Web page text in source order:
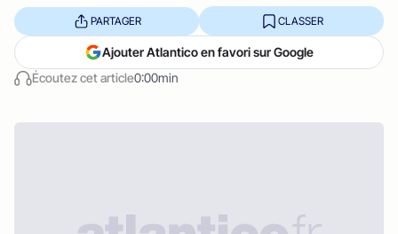
Écoutez cet article0:00min
PARTAGER CLASSER
Ajouter Atlantico en favori sur Google